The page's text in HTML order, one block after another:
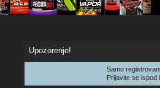
Upozorenje!
Samo
Prijavite se ispod